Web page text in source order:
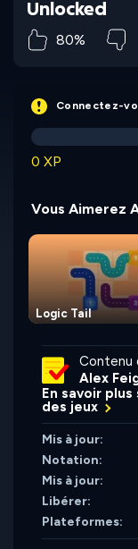
Unlocked
80%
Connectez-
0 XP
Vous Aimerez
Logic Tail
Contenu
Alex
En savoir
des jeux
Mis à jour:
Notation:
Mis à jour:
Libérer:
Plateformes: